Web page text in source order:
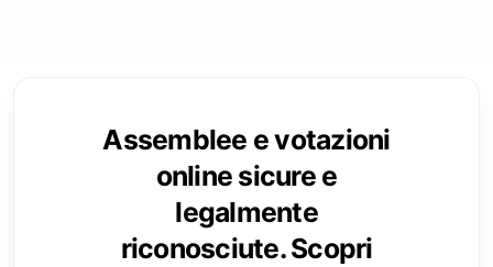
Assemblee e votazioni
online sicure e
legalmente
riconosciute. Scopri